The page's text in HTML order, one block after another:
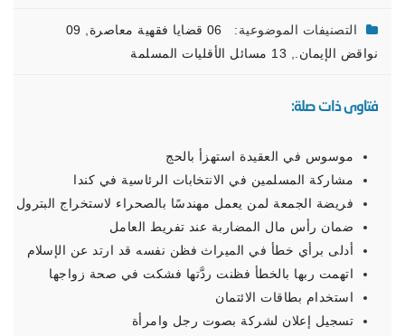
التصنيفات الموضوعية: 06 قضايا فقهية معاصرة
09
نواقض الإيمان.
13 مسائل الأقليات المسلمة
فتاوى ذات صلة:
موسوس في العقيدة استهزأ بالحج
مشاركة المسلمين في الانتخابات الرئاسية في كندا
فريضة الجمعة لمن يعمل مهندسًا بالصحراء لاستخراج البترول
ضمان رأس مال المضاربة عند تفريط العامل
أدلى برأي خطأ في الميراث فظن نفسه قد ارتد عن الإسلام
اتهمت ربها بالخطأ فظنت ردَّتها فشكت في صحة زواجها
استخدام بطاقات الائتمان
تسجيل إعلان لشركة بصوت رجل وامرأة